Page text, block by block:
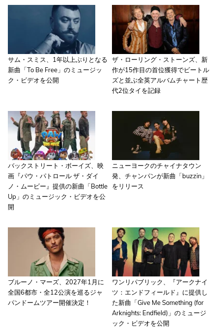
サム・スミス、1年以上ぶりとなる
新曲「To Be Free」のミュージッ
ク・ビデオを公開
ザ・ローリング・ストーンズ、新
作が15作目の首位獲得でビートル
ズと並ぶ全英アルバムチャート歴
代2位タイを記録
バックストリート・ボーイズ、映
画『パウ・パトロール ザ・ダイ
ノ・ムービー』提供の新曲「Bottle
Up」のミュージック・ビデオを公
開
ニューヨークのチャイナタウン
発、チャンパンが新曲「buzzin」
をリリース
ブルーノ・マーズ、2027年1月に
全国6都市・全12公演を巡るジャ
パンドームツアー開催決定！
ワンリパブリック、『アークナイ
ツ：エンドフィールド』に提供し
た新曲「Give Me Something (for
Arknights: Endfield)」のミュージ
ック・ビデオを公開